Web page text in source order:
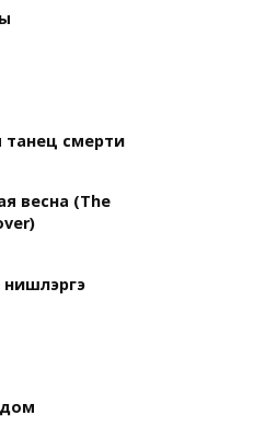
смерти
весна (The